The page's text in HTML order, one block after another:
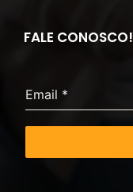
FALE CONOSCO!
Email *